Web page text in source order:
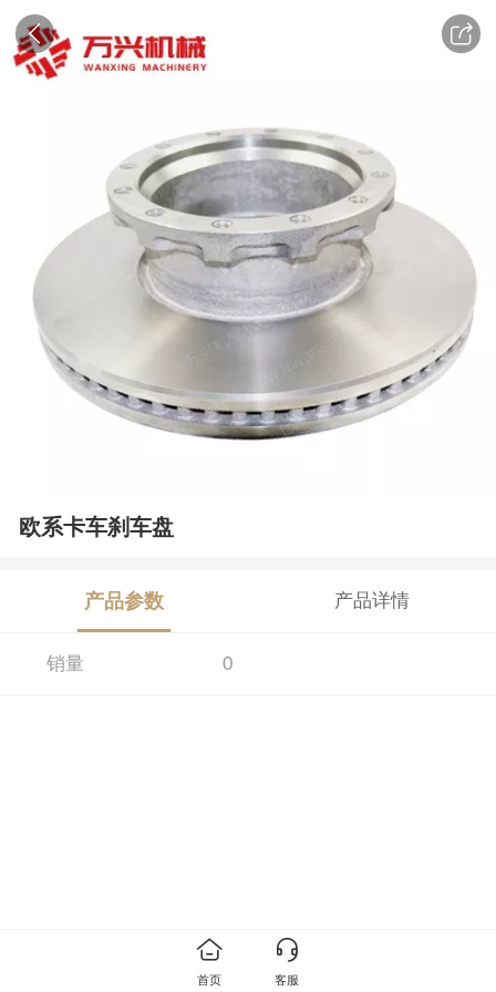
欧系卡车刹车盘
产品参数 产品详情
销量 0
首页 客服